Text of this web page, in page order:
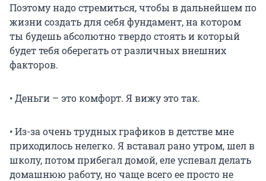
Поэтому надо стремиться, чтобы в дальнейшем по
жизни создать для себя фундамент, на котором
ты будешь абсолютно твердо стоять и который
будет тебя оберегать от различных внешних
факторов.
• Деньги – это комфорт. Я вижу это так.
• Из-за очень трудных графиков в детстве мне
приходилось нелегко. Я вставал рано утром, шел в
школу, потом прибегал домой, еле успевал делать
домашнюю работу, но чаще всего ее просто не